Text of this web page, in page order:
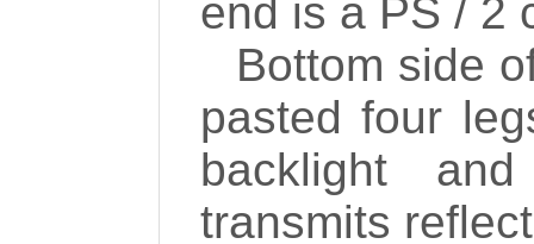
end is a PS / 2
Bottom side
pasted four
backlight
transmits